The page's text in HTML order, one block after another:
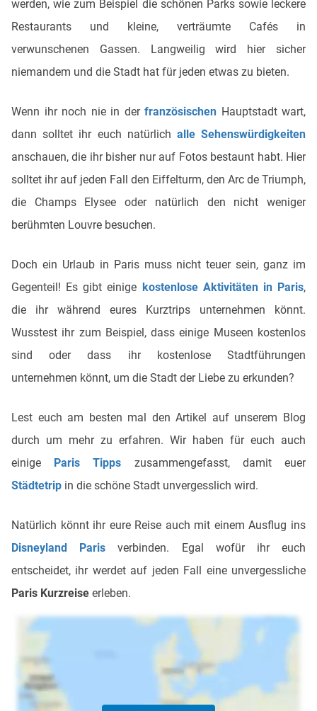
werden, wie zum Beispiel die schönen Parks sowie leckere
Restaurants und kleine, verträumte Cafés in
verwunschenen Gassen. Langweilig wird hier sicher
niemandem und die Stadt hat für jeden etwas zu bieten.
Wenn ihr noch nie in der französischen Hauptstadt wart,
dann solltet ihr euch natürlich alle Sehenswürdigkeiten
anschauen, die ihr bisher nur auf Fotos bestaunt habt. Hier
solltet ihr auf jeden Fall den Eiffelturm, den Arc de Triumph,
die Champs Elysee oder natürlich den nicht weniger
berühmten Louvre besuchen.
Doch ein Urlaub in Paris muss nicht teuer sein, ganz im
Gegenteil! Es gibt einige kostenlose Aktivitäten in Paris,
die ihr während eures Kurztrips unternehmen könnt.
Wusstest ihr zum Beispiel, dass einige Museen kostenlos
sind oder dass ihr kostenlose Stadtführungen
unternehmen könnt, um die Stadt der Liebe zu erkunden?
Lest euch am besten mal den Artikel auf unserem Blog
durch um mehr zu erfahren. Wir haben für euch auch
einige Paris Tipps zusammengefasst, damit euer
Städtetrip in die schöne Stadt unvergesslich wird.
Natürlich könnt ihr eure Reise auch mit einem Ausflug ins
Disneyland Paris verbinden. Egal wofür ihr euch
entscheidet, ihr werdet auf jeden Fall eine unvergessliche
Paris Kurzreise erleben.